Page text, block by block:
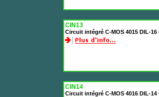
CIN13
Circuit intégré C-MOS 4015 DIL-
CIN14
Circuit intégré C-MOS 4016 DIL-